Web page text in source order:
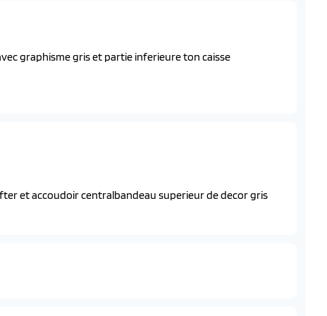
sans contour
detection voitures, pietons, cyclistes)
graphisme gris et partie inferieure ton caisse
et accoudoir centralbandeau superieur de decor gris
de 10”